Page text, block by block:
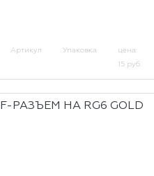
Артикул Упаковка
цена:
15 руб.
F-РАЗЪЕМ НА RG6 GOLD